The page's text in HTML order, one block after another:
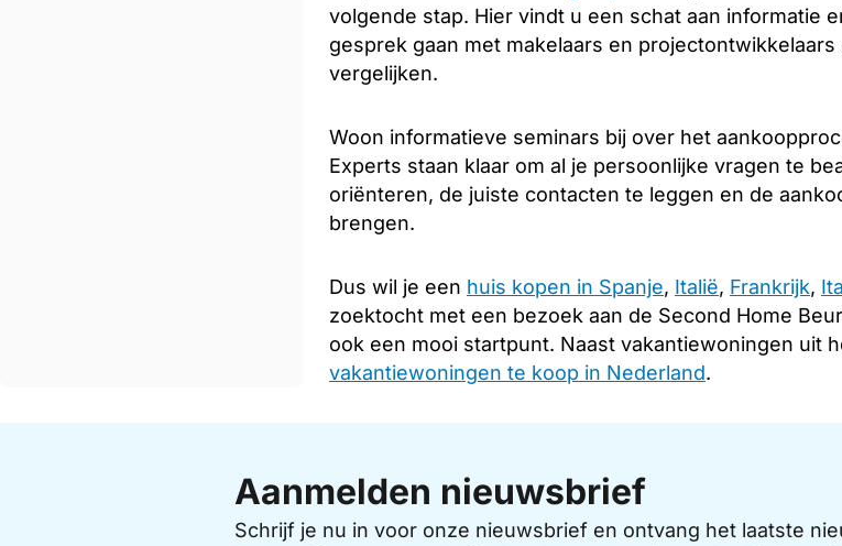
volgende stap. Hier vindt u een schat aan informatie
gesprek gaan met makelaars en
vergelijken.
Woon informatieve seminars bij over het
Experts staan klaar om al je persoonlijke vragen te
oriënteren, de juiste contacten te leggen en de
brengen.
Dus wil je een huis kopen in Spanje, Italië, Frankrijk,
zoektocht met een bezoek aan de Second Home
ook een mooi startpunt. Naast vakantiewoningen uit
vakantiewoningen te koop in Nederland.
Aanmelden nieuwsbrief
Schrijf je nu in voor onze nieuwsbrief en ontvang het laatste